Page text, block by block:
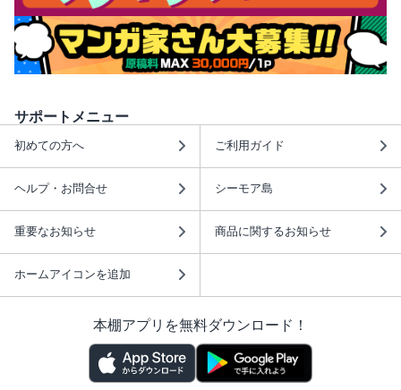
サポートメニュー
初めての方へ ご利用ガイド
ヘルプ・お問合せ シーモア島
重要なお知らせ 商品に関するお知らせ
ホームアイコンを追加
本棚アプリを無料ダウンロード！